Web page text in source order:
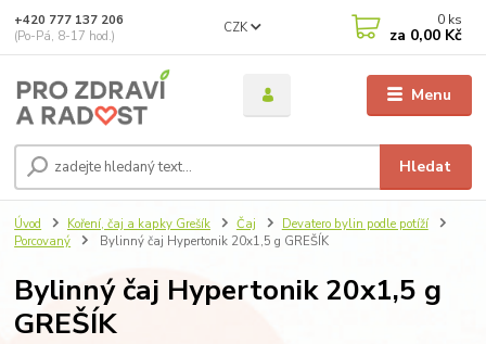
Menu
CZK
Hledat
+420 777 137 206
(Po-Pá, 8-17 hod.)
0 ks
za 0,00 Kč
Úvod Koření, čaj a kapky Grešík Čaj
Devatero bylin podle potíží
Porcovaný
Bylinný čaj Hypertonik 20x1,5 g GREŠÍK
Bylinný čaj Hypertonik 20x1,5 g
GREŠÍK